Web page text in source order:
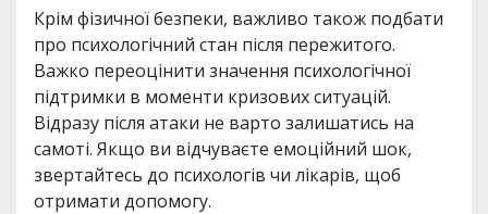
Крім фізичної безпеки, важливо також подбати
про психологічний стан після пережитого.
Важко переоцінити значення психологічної
підтримки в моменти кризових ситуацій.
Відразу після атаки не варто залишатись на
самоті. Якщо ви відчуваєте емоційний шок,
звертайтесь до психологів чи лікарів, щоб
отримати допомогу.